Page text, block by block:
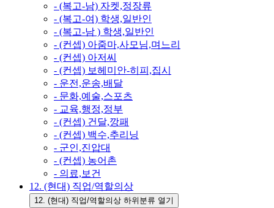
- (복고-남) 자켓,정장류
- (복고-여) 학생,일반인
- (복고-남 ) 학생,일반인
- (컨셉) 아줌마,사모님,며느리
- (컨셉) 아저씨
- (컨셉) 보헤미안-히피,집시
- 운전,운송,배달
- 문화,예술,스포츠
- 교육,행정,정부
- (컨셉) 건달,깡패
- (컨셉) 백수,추리닝
- 군인,진압대
- (컨셉) 농어촌
- 의료,보건
12. (현대) 직업/역할의상
12. (현대) 직업/역할의상 하위분류 열기